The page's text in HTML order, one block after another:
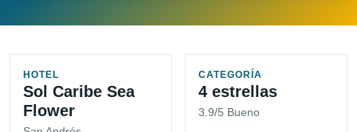
HOTEL
Sol Caribe Sea
Flower
CATEGORÍA
4 estrellas
3.9/5 Bueno